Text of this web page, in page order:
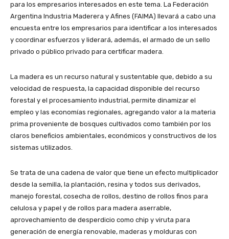
para los empresarios interesados en este tema. La Federación
Argentina Industria Maderera y Afines (FAIMA) llevará a cabo una
encuesta entre los empresarios para identificar a los interesados
y coordinar esfuerzos y liderará, además, el armado de un sello
privado o público privado para certificar madera.
La madera es un recurso natural y sustentable que, debido a su
velocidad de respuesta, la capacidad disponible del recurso
forestal y el procesamiento industrial, permite dinamizar el
empleo y las economías regionales, agregando valor a la materia
prima proveniente de bosques cultivados como también por los
claros beneficios ambientales, económicos y constructivos de los
sistemas utilizados.
Se trata de una cadena de valor que tiene un efecto multiplicador
desde la semilla, la plantación, resina y todos sus derivados,
manejo forestal, cosecha de rollos, destino de rollos finos para
celulosa y papel y de rollos para madera aserrable,
aprovechamiento de desperdicio como chip y viruta para
generación de energía renovable, maderas y molduras con